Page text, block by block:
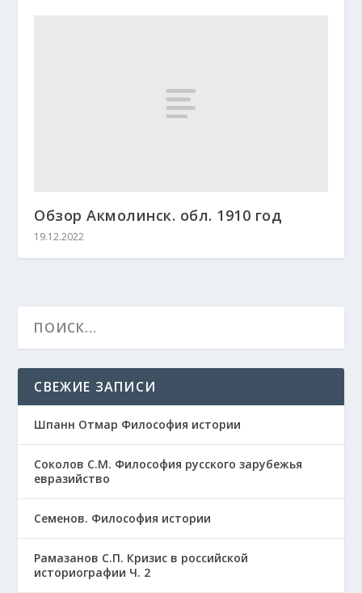
Обзор Акмолинск. обл. 1910 год
19.12.2022
СВЕЖИЕ ЗАПИСИ
Шпанн Отмар Философия истории
Соколов С.М. Философия русского зарубежья
евразийство
Семенов. Философия истории
Рамазанов С.П. Кризис в российской
историографии Ч. 2